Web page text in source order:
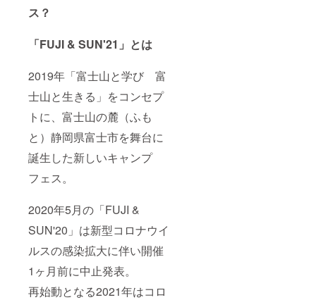
ス？
「FUJI & SUN'21」とは
2019年「富士山と学び 富
士山と生きる」をコンセプ
トに、富士山の麓（ふも
と）静岡県富士市を舞台に
誕生した新しいキャンプ
フェス。
2020年5月の「FUJI &
SUN'20」は新型コロナウイ
ルスの感染拡大に伴い開催
1ヶ月前に中止発表。
再始動となる2021年はコロ